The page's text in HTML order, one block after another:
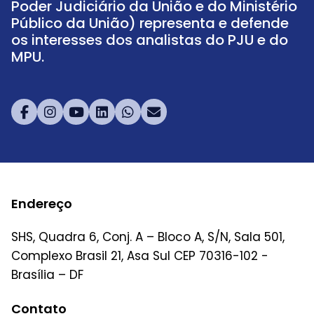
Poder Judiciário da União e do Ministério
Público da União) representa e defende
os interesses dos analistas do PJU e do
MPU.
Endereço
SHS, Quadra 6, Conj. A – Bloco A, S/N, Sala 501,
Complexo Brasil 21, Asa Sul CEP 70316-102 -
Brasília – DF
Contato